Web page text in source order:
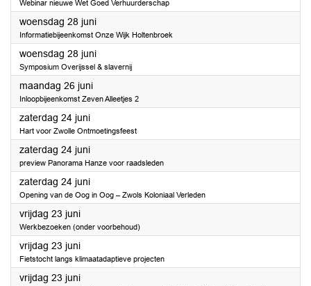
Webinar nieuwe Wet Goed Verhuurderschap
woensdag 28 juni2023
Informatiebijeenkomst Onze Wijk Holtenbroek
woensdag 28 juni2023
Symposium Overijssel & slavernij
maandag 26 juni2023
Inloopbijeenkomst Zeven Alleetjes 2
zaterdag 24 juni2023
Hart voor Zwolle Ontmoetingsfeest
zaterdag 24 juni2023
preview Panorama Hanze voor raadsleden
zaterdag 24 juni2023
Opening van de Oog in Oog – Zwols Koloniaal Verleden
vrijdag 23 juni2023
Werkbezoeken (onder voorbehoud)
vrijdag 23 juni2023
Fietstocht langs klimaatadaptieve projecten
vrijdag 23 juni2023